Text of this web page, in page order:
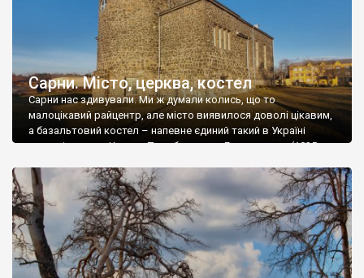
Сарни. Місто, церква, костел
Сарни нас здивували. Ми ж думали колись, що то
малоцікавий райцентр, але місто виявилося доволі цікавим,
а базальтовий костел – напевне єдиний такий в Україні
взагалі вразив. Костел Преображення Господнього (1835-
(1827 р.) Стара центральна частина Сарн, незважаючи на
відносну молодість міста, зберегла немало старих будівель –
[…]